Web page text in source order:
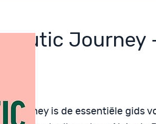
Journey is de essentiële gids